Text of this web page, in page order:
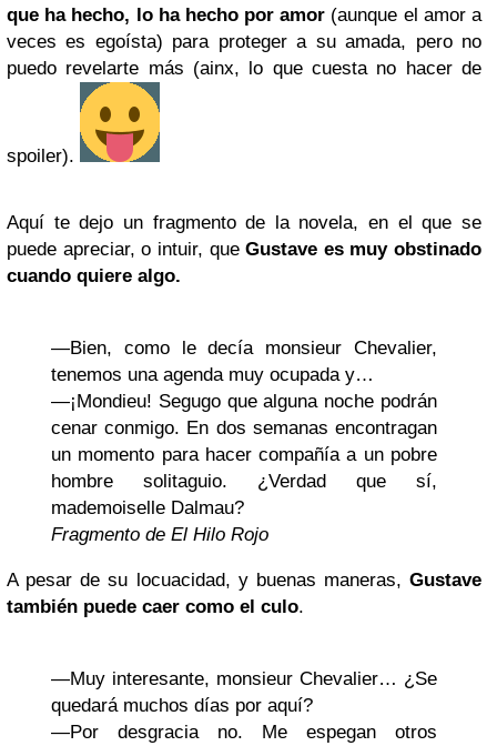
que ha hecho, lo ha hecho por amor (aunque el amor a
veces es egoísta) para proteger a su amada, pero no
puedo revelarte más (ainx, lo que cuesta no hacer de
spoiler).
Aquí te dejo un fragmento de la novela, en el que se
puede apreciar, o intuir, queGustave es muy obstinado
cuando quiere algo.
—Bien, como le decía monsieur Chevalier,
tenemos una agenda muy ocupada y…
—¡Mondieu! Segugo que alguna noche podrán
cenar conmigo. En dos semanas encontragan
un momento para hacer compañía a un pobre
hombre solitaguio. ¿Verdad que sí,
mademoiselle Dalmau?
Fragmento de El Hilo Rojo
A pesar de su locuacidad, y buenas maneras, Gustave
también puede caer como el culo.
—Muy interesante, monsieur Chevalier… ¿Se
quedará muchos días por aquí?
—Por desgracia no. Me espegan otros